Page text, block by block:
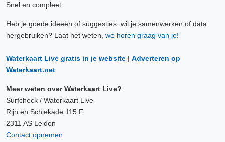
Snel en compleet.
Heb je goede ideeën of suggesties, wil je samenwerken of data
hergebruiken? Laat het weten, we horen graag van je!
Waterkaart Live gratis in je website | Adverteren op
Waterkaart.net
Meer weten over Waterkaart Live?
Surfcheck / Waterkaart Live
Rijn en Schiekade 115 F
2311 AS Leiden
Contact opnemen